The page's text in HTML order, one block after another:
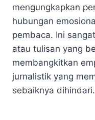
mengungkapkan
hubungan
pembaca. Ini
atau tulisan yang
membangkitkan
jurnalistik yang
sebaiknya dihindari.